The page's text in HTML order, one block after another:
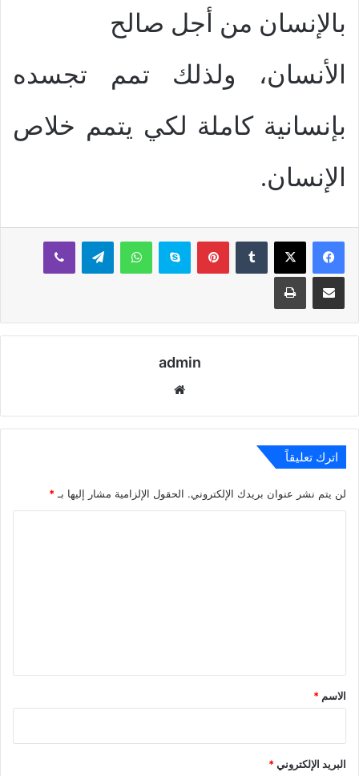
بالإنسان من أجل صالح
الأنسان، ولذلك تمم تجسده
بإنسانية كاملة لكي يتمم خلاص
الإنسان.
بينتيريستسكايب واتساب تيلقرام ڤايبر
مشاركة عبر البريد طباعة
admin
اترك تعليقاً
لن يتم نشر عنوان بريدك الإلكتروني. الحقول الإلزامية مشار إليها بـ *
*
الاسم *
البريد الإلكتروني*